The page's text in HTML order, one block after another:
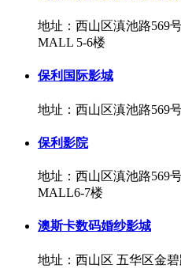
地址：西山区滇池路569
MALL 5-6楼
保利国际影城
地址：西山区滇池路569
保利影院
地址：西山区滇池路569
MALL6-7楼
澳斯卡数码婚纱影城
地址：西山区 五华区金碧